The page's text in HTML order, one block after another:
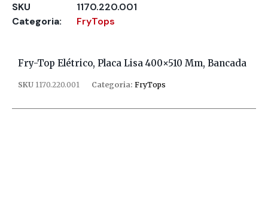
SKU
1170.220.001
Categoria:
FryTops
Fry-Top Elétrico, Placa Lisa 400×510 Mm, Bancada
SKU 1170.220.001 Categoria: FryTops